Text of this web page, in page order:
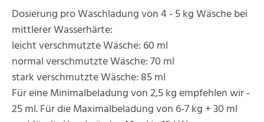
Dosierung pro Waschladung von 4 - 5 kg Wäsche bei
mittlerer Wasserhärte:
leicht verschmutzte Wäsche: 60 ml
normal verschmutzte Wäsche: 70 ml
stark verschmutzte Wäsche: 85 ml
Für eine Minimalbeladung von 2,5 kg empfehlen wir -
25 ml. Für die Maximalbeladung von 6-7 kg + 30 ml